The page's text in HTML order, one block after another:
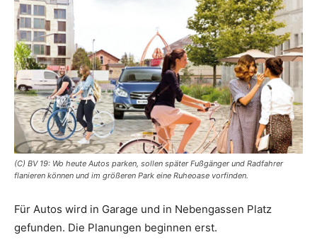
(C) BV 19: Wo heute Autos parken, sollen später Fußgänger und Radfahrer
flanieren können und im größeren Park eine Ruheoase vorfinden.
Für Autos wird in Garage und in Nebengassen Platz
gefunden. Die Planungen beginnen erst.